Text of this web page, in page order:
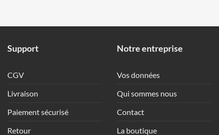
Support
CGV
Livraison
Paiement sécurisé
Retour
Notre entreprise
Vos données
Qui sommes nous
Contact
La boutique